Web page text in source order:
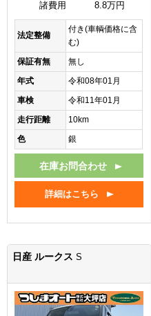
諸費用
8.8万円
法定整備
付き(車輌価格に含
む)
保証有無
無し
年式
令和08年01月
車検
令和11年01月
走行距離
10km
色
銀
在庫お問合わせ
詳細はこちら
日産 ルークス S